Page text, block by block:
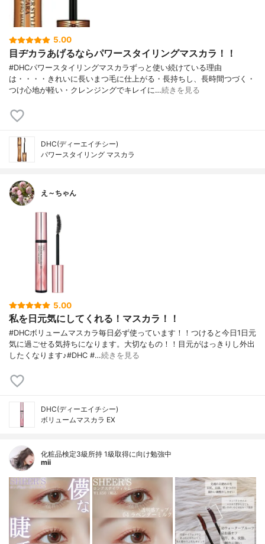
5.00
目ヂカラあげるならパワースタイリングマスカラ！！
#DHCパワースタイリングマスカラずっと使い続けている理由
は・・・・きれいに長いまつ毛に仕上がる・長持ちし、長時間つづく・
つけ心地が軽い・クレンジングでキレイに…続きを見る
DHC(ディーエイチシー)
パワースタイリング マスカラ
え～ちゃん
5.00
私を日元気にしてくれる！マスカラ！！
#DHCボリュームマスカラ毎日必ず使っています！！つけると今日1日元
気に過ごせる気持ちになります。大切なもの！！目元がはっきりし外出
したくなります♪#DHC #…続きを見る
DHC(ディーエイチシー)
ボリュームマスカラ EX
化粧品検定3級所持 1級取得に向け勉強中
mii